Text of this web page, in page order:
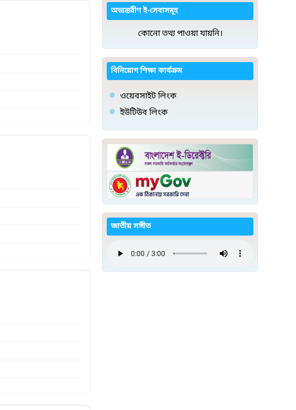
অভ্যন্তরীণ ই-সেবাসমূহ
কোনো তথ্য পাওয়া যায়নি।
বিনিয়োগ শিক্ষা কার্যক্রম
ওয়েবসাইট লিংক
ইউটিউব লিংক
জাতীয় সঙ্গীত